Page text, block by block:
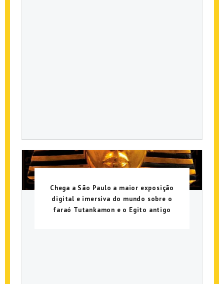
Chega a São Paulo a maior exposição
digital e imersiva do mundo sobre o
faraó Tutankamon e o Egito antigo